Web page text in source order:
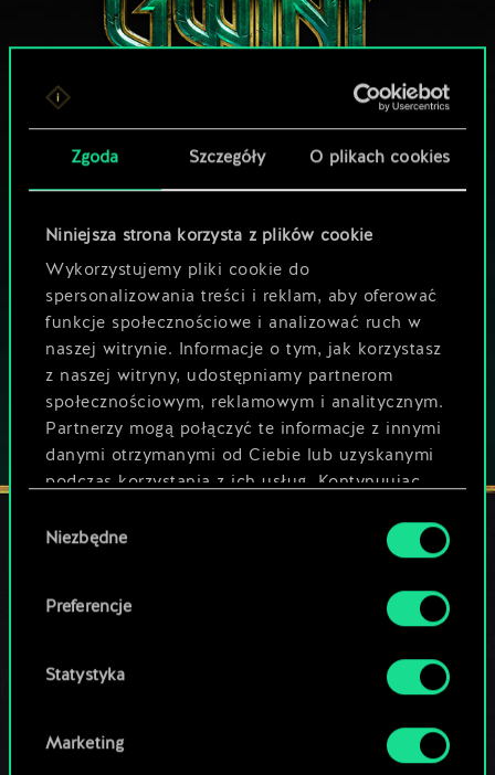
Zgoda Szczegóły O plikach cookies
Niniejsza strona korzysta z plików cookie
Wykorzystujemy pliki cookie do
spersonalizowania treści i reklam, aby oferować
funkcje społecznościowe i analizować ruch w
naszej witrynie. Informacje o tym, jak korzystasz
z naszej witryny, udostępniamy partnerom
społecznościowym, reklamowym i analitycznym.
Partnerzy mogą połączyć te informacje z innymi
danymi otrzymanymi od Ciebie lub uzyskanymi
podczas korzystania z ich usług. Kontynuując
używanie plików cookie.
zgody
Niezbędne
Preferencje
Statystyka
Marketing
MOŻE PARTYJKA W GWINTA?
ZAGRAJ ZA
DARMO NA PC
Gra zawiera opcjonalne mikrotransakcje
GRAJ RÓWNIEŻ NA:
POZOSTAŃ W KONTAKCIE